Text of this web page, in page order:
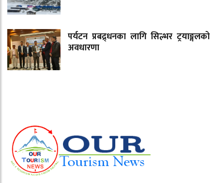
पर्यटन प्रबद्र्धनका लागि सिल्भर ट्रयाङ्गलको
अवधारणा